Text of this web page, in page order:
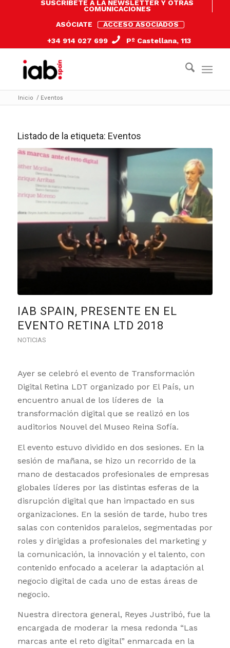
SUSCRÍBETE A LA NEWSLETTER Y OTRAS
COMUNICACIONES
ASÓCIATE
ACCESO ASOCIADOS
+34 914 027 699
Pº Castellana, 113
Inicio / Eventos
Listado de la etiqueta: Eventos
IAB SPAIN, PRESENTE EN EL
EVENTO RETINA LTD 2018
NOTICIAS
Ayer se celebró el evento de Transformación
Digital Retina LDT organizado por El País, un
encuentro anual de los líderes de la
transformación digital que se realizó en los
auditorios Nouvel del Museo Reina Sofía.
El evento estuvo dividido en dos sesiones. En la
sesión de mañana, se hizo un recorrido de la
mano de destacados profesionales de empresas
globales líderes por las distintas esferas de la
disrupción digital que han impactado en sus
organizaciones. En la sesión de tarde, hubo tres
salas con contenidos paralelos, segmentadas por
roles y dirigidas a profesionales del marketing y
la comunicación, la innovación y el talento, con
contenido enfocado a acelerar la adaptación al
negocio digital de cada uno de estas áreas de
negocio.
Nuestra directora general, Reyes Justribó, fue la
encargada de moderar la mesa redonda “Las
marcas ante el reto digital” enmarcada en la